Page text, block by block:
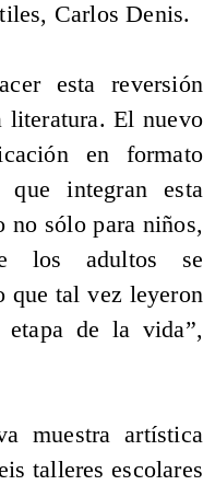
Carlos Denis.
esta reversión
literatura. El nuevo
en formato
que integran esta
no sólo para niños,
los adultos se
que tal vez leyeron
de la vida”,
muestra artística
talleres escolares